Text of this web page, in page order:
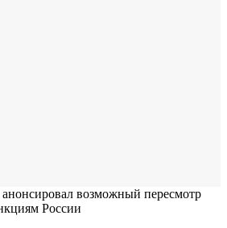
возможный пересмотр
России